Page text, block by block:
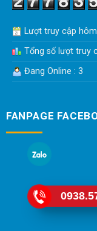
Lượt truy cập
Tổng số lượt truy
Đang Online : 3
FANPAGE